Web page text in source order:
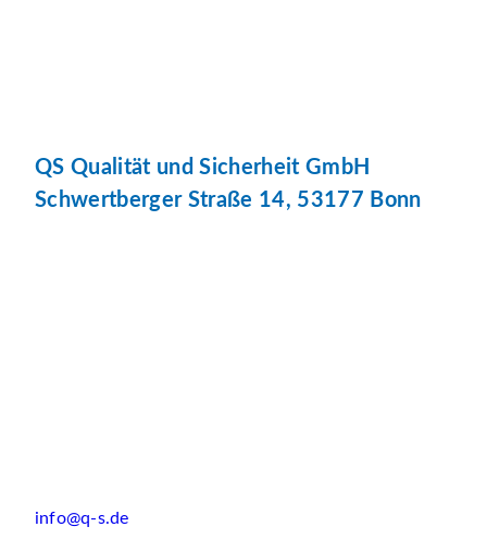
QS Qualität und Sicherheit GmbH
Schwertberger Straße 14, 53177 Bonn
info@q-s.de